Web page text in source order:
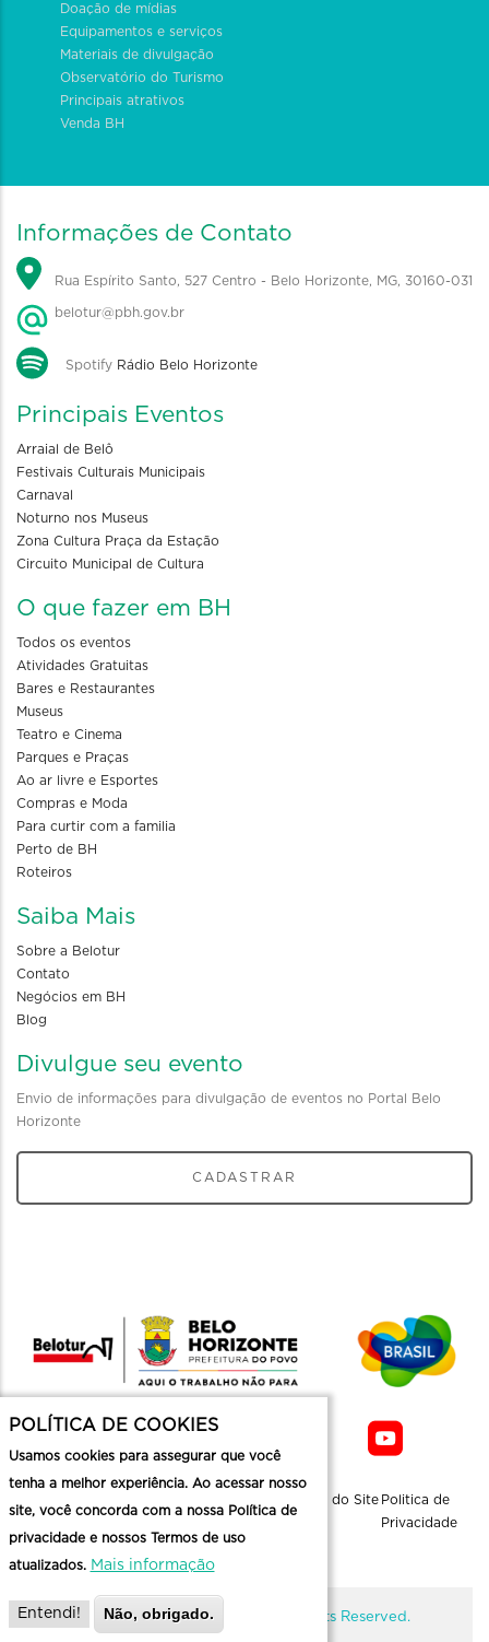
Doação de mídias
Equipamentos e serviços
Materiais de divulgação
Observatório do Turismo
Principais atrativos
Venda BH
Informações de Contato
Rua Espírito Santo, 527 Centro - Belo Horizonte, MG, 30160-031
belotur@pbh.gov.br
Spotify Rádio Belo Horizonte
Principais Eventos
Arraial de Belô
Festivais Culturais Municipais
Carnaval
Noturno nos Museus
Zona Cultura Praça da Estação
Circuito Municipal de Cultura
O que fazer em BH
Todos os eventos
Atividades Gratuitas
Bares e Restaurantes
Museus
Teatro e Cinema
Parques e Praças
Ao ar livre e Esportes
Compras e Moda
Para curtir com a familia
Perto de BH
Roteiros
Saiba Mais
Sobre a Belotur
Contato
Negócios em BH
Blog
Divulgue seu evento
Envio de informações para divulgação de eventos no Portal Belo
Horizonte
CADASTRAR
Mapa do Site Politica de
Privacidade
@ Copyright Belotur 2026. All Rights Reserved.
POLÍTICA DE COOKIES
Usamos cookies para assegurar que você
tenha a melhor experiência. Ao acessar nosso
site, você concorda com a nossa Política de
privacidade e nossos Termos de uso
atualizados. Mais informação
Entendi! Não, obrigado.